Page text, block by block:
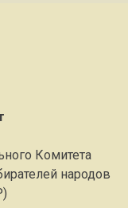
Комитета
народов